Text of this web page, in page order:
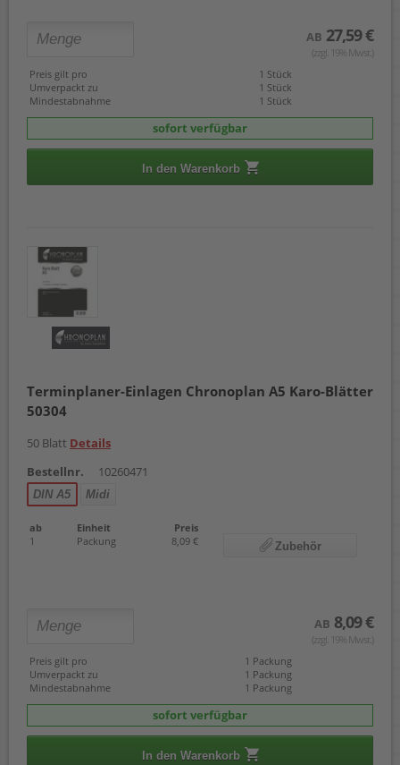
AB 27,59 €
(zzgl. 19% Mwst.)
Preis gilt pro
1 Stück
Umverpackt zu
1 Stück
Mindestabnahme
1 Stück
sofort verfügbar
In den Warenkorb
Terminplaner-Einlagen Chronoplan A5 Karo-Blätter
50304
50 Blatt Details
Bestellnr.
10260471
DIN A5 Midi
ab Einheit
Preis
1
Packung 8,09 € Zubehör
AB 8,09 €
(zzgl. 19% Mwst.)
Preis gilt pro
1 Packung
Umverpackt zu
1 Packung
Mindestabnahme
1 Packung
sofort verfügbar
In den Warenkorb